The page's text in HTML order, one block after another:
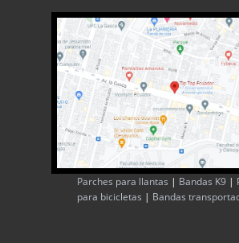
Parches para llantas | Bandas K9 |
para bicicletas | Bandas